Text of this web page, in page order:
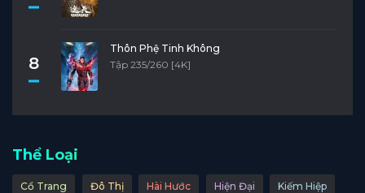
8
Thôn Phệ Tinh Không
Tập 235/260 [4K]
Thể Loại
Cổ Trang Đô Thị Hài Hước Hiện Đại Kiếm Hiệp